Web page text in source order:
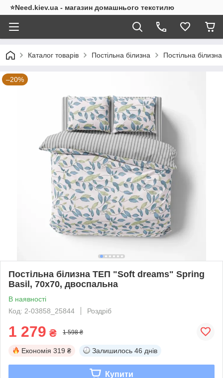
⭐Need.kiev.ua - магазин домашнього текстилю
Каталог товарів Постільна білизна Постільна
–20%
Постільна білизна ТЕП "Soft dreams" Spring
Basil, 70x70, двоспальна
В наявності
Код: 2-03858_25844
Роздріб
1 279 ₴ 1 598 ₴
Економія 319 ₴ Залишилось 46 днів
Купити